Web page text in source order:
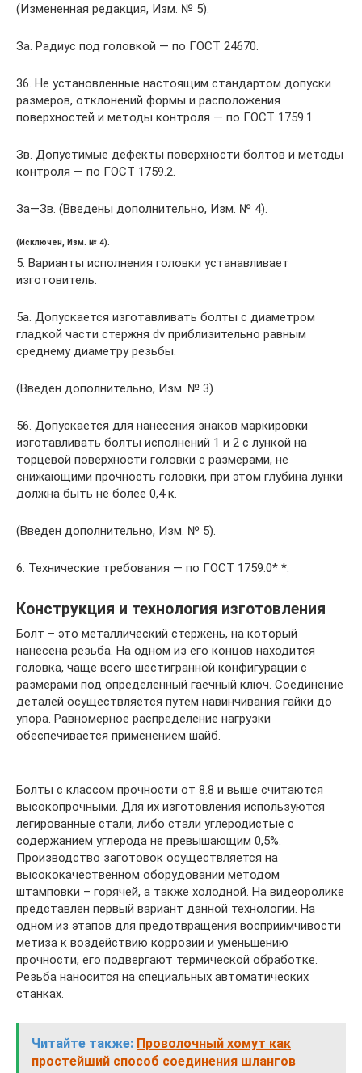
(Измененная редакция, Изм. № 5).
За. Радиус под головкой — по ГОСТ 24670.
36. Не установленные настоящим стандартом допуски
размеров, отклонений формы и расположения
поверхностей и методы контроля — по ГОСТ 1759.1.
Зв. Допустимые дефекты поверхности болтов и методы
контроля — по ГОСТ 1759.2.
За—Зв. (Введены дополнительно, Изм. № 4).
(Исключен, Изм. № 4).
5. Варианты исполнения головки устанавливает
изготовитель.
5а. Допускается изготавливать болты с диаметром
гладкой части стержня dv приблизительно равным
среднему диаметру резьбы.
(Введен дополнительно, Изм. № 3).
56. Допускается для нанесения знаков маркировки
изготавливать болты исполнений 1 и 2 с лункой на
торцевой поверхности головки с размерами, не
снижающими прочность головки, при этом глубина лунки
должна быть не более 0,4 к.
(Введен дополнительно, Изм. № 5).
6. Технические требования — по ГОСТ 1759.0* *.
Конструкция и технология изготовления
Болт – это металлический стержень, на который
нанесена резьба. На одном из его концов находится
головка, чаще всего шестигранной конфигурации с
размерами под определенный гаечный ключ. Соединение
деталей осуществляется путем навинчивания гайки до
упора. Равномерное распределение нагрузки
обеспечивается применением шайб.
Болты с классом прочности от 8.8 и выше считаются
высокопрочными. Для их изготовления используются
легированные стали, либо стали углеродистые с
содержанием углерода не превышающим 0,5%.
Производство заготовок осуществляется на
высококачественном оборудовании методом
штамповки – горячей, а также холодной. На видеоролике
представлен первый вариант данной технологии. На
одном из этапов для предотвращения восприимчивости
метиза к воздействию коррозии и уменьшению
прочности, его подвергают термической обработке.
Резьба наносится на специальных автоматических
станках.
Читайте также: Проволочный хомут как
простейший способ соединения шлангов